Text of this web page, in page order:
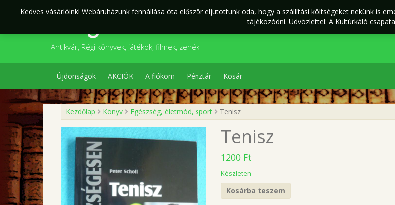
Szegedi Kultúrkáló Webáruház
Antikvár, Régi könyvek, játékok, filmek, zenék
Újdonságok AKCIÓK A fiókom Pénztár Kosár
Kezdőlap Könyv Egészség, életmód, sport Tenisz
Tenisz
1200 Ft
Készleten
Kosárba teszem
Kedves vásárlóink! Webáruházunk fennállása óta először eljutottunk oda, hogy a szállítási költségeket nekünk is
tájékozódni. Üdvözlettel: A Kultúrkáló csapata